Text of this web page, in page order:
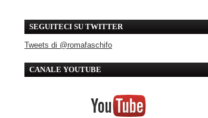
SEGUITECI SU TWITTER
Tweets di @romafaschifo
CANALE YOUTUBE